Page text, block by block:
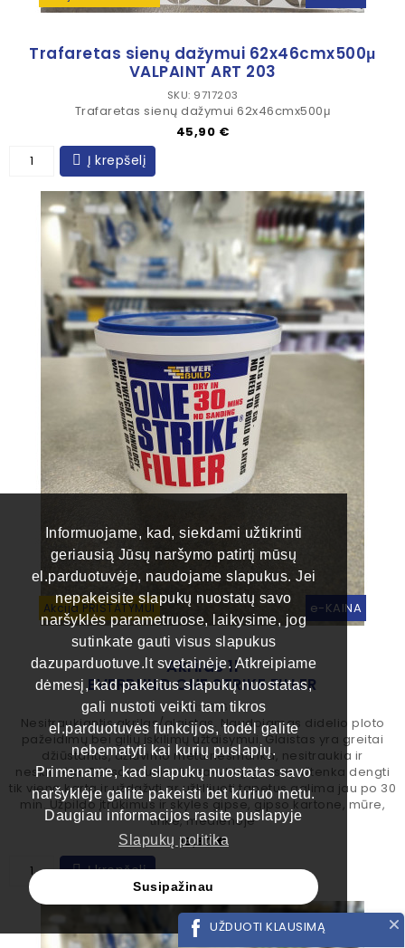
Informuojame, kad, siekdami užtikrinti
geriausią Jūsų naršymo patirtį mūsų
el.parduotuvėje, naudojame slapukus. Jei
nepakeisite slapukų nuostatų savo
naršyklės parametruose, laikysime, jog
sutinkate gauti visus slapukus
dazuparduotuve.lt svetainėje. Atkreipiame
dėmesį, kad pakeitus slapukų nuostatas,
gali nustoti veikti tam tikros
el.parduotuvės funkcijos, todėl galite
nebematyti kai kurių puslapių.
Primename, kad slapukų nuostatas savo
naršyklėje galite pakeisti bet kuriuo metu.
Daugiau informacijos rasite puslapyje
Slapukų politika
Susipažinau
Trafaretas sienų dažymui 62x46cmx500μ
VALPAINT ART 203
SKU: 9717203
Trafaretas sienų dažymui 62x46cmx500μ
Kaina
45,90 €
Į krepšelį
Akcija PRISTATYMUI e-KAINA
Akrilas 1l
EVERBUILD ONE STRIKE FILLER
SKU: 2126
Nesitraukiantis akrilas/glaistas. Naudojamas didelio ploto
pažeidimų bei gilių įskilimų užtaisymui. Glaistas yra greitai
džiūstantis, džiūvimo metu nesmunka, nesitraukia ir
neskilinėja. Dėl savo unikalių savybių, glaistą užtenka dengti
tik vieną kartą ir uždažyti ar užklijuoti tapetus galima jau po 30
min. Užpildo įtrūkimus ir skyles gipse, gipso kartone, mūre,
tinke, medienoje
Kaina
15,80 €
Į krepšelį
UŽDUOTI KLAUSIMĄ